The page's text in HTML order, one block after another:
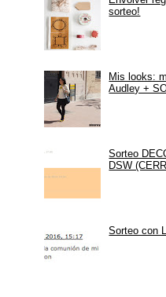
sorteo!
Mis looks:
Audley +
Sorteo
DSW
Sorteo con